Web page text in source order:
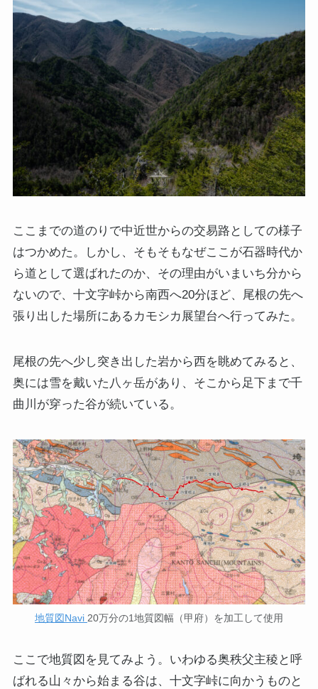
ここまでの道のりで中近世からの交易路としての様子
はつかめた。しかし、そもそもなぜここが石器時代か
ら道として選ばれたのか、その理由がいまいち分から
ないので、十文字峠から南西へ20分ほど、尾根の先へ
張り出した場所にあるカモシカ展望台へ行ってみた。
尾根の先へ少し突き出した岩から西を眺めてみると、
奥には雪を戴いた八ヶ岳があり、そこから足下まで千
曲川が穿った谷が続いている。
地質図Navi 20万分の1地質図幅（甲府）を加工して使用
ここで地質図を見てみよう。いわゆる奥秩父主稜と呼
ばれる山々から始まる谷は、十文字峠に向かうものと